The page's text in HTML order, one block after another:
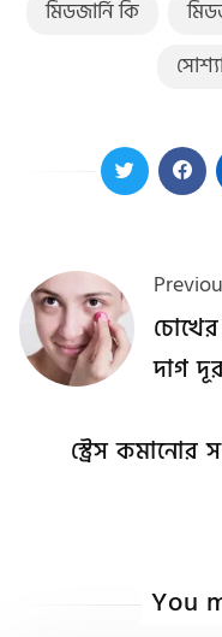
মিডজার্নি কি
দাগ
স্ট্রেস
You